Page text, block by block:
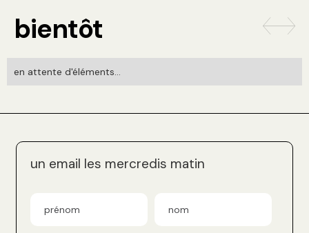
bientôt
en attente d'éléments...
un email les mercredis matin